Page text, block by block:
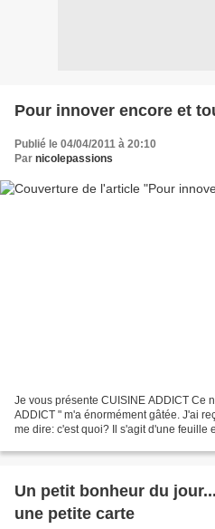
Pour innover encore et
Publié le 04/04/2011 à 20:10
Par nicolepassions
Je vous présente CUISINE ADDICT Ce
ADDICT " m'a énormément gâtée. J'ai
me dire: c'est quoi? Il s'agit d'une feuille
Un petit bonheur du
une petite carte